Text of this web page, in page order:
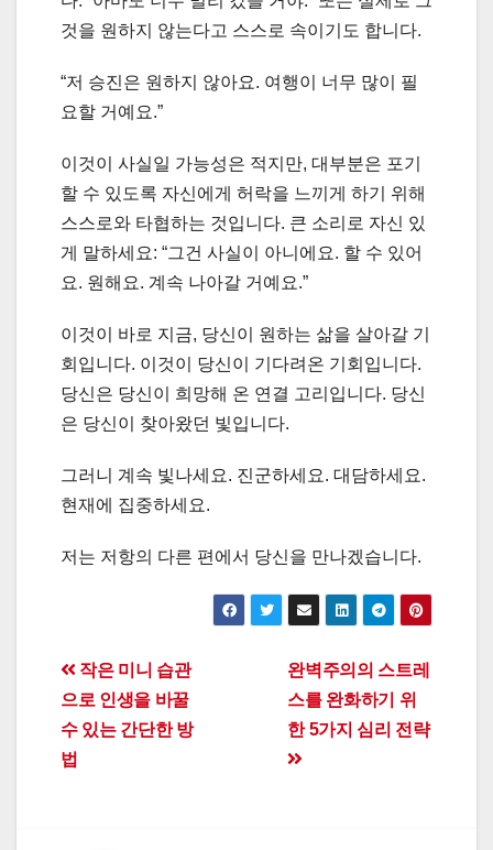
것을 원하지 않는다고 스스로 속이기도 합니다.
“저 승진은 원하지 않아요. 여행이 너무 많이 필
요할 거예요.”
이것이 사실일 가능성은 적지만, 대부분은 포기
할 수 있도록 자신에게 허락을 느끼게 하기 위해
스스로와 타협하는 것입니다. 큰 소리로 자신 있
게 말하세요: “그건 사실이 아니에요. 할 수 있어
요. 원해요. 계속 나아갈 거예요.”
이것이 바로 지금, 당신이 원하는 삶을 살아갈 기
회입니다. 이것이 당신이 기다려온 기회입니다.
당신은 당신이 희망해 온 연결 고리입니다. 당신
은 당신이 찾아왔던 빛입니다.
그러니 계속 빛나세요. 진군하세요. 대담하세요.
현재에 집중하세요.
저는 저항의 다른 편에서 당신을 만나겠습니다.
Post
navigation
완벽주의의 스트레
스를 완화하기 위
한 5가지 심리 전략
작은 미니 습관
으로 인생을 바꿀
수 있는 간단한 방
법